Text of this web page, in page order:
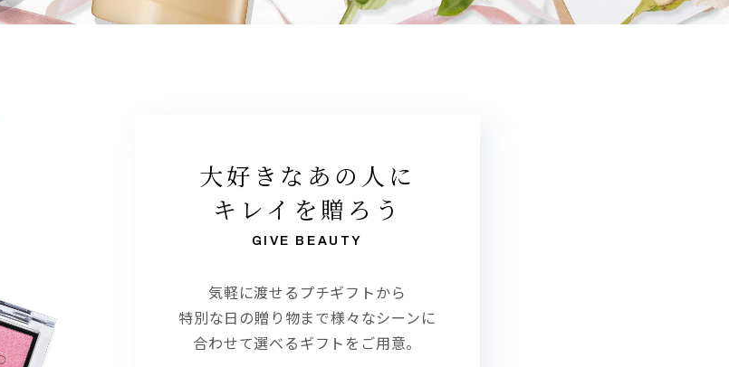
大好きなあの人に
キレイを贈ろう
GIVE BEAUTY
気軽に渡せるプチギフトから
特別な日の贈り物まで様々なシーンに
合わせて選べるギフトをご用意。